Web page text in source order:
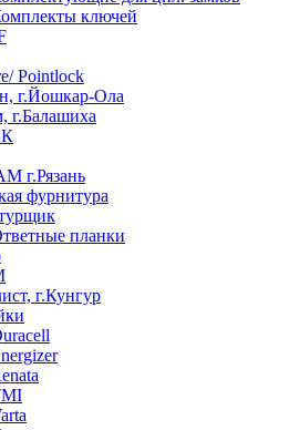
ключей
Pointlock
г.Йошкар-Ола
г.Балашиха
г.Рязань
фурнитура
планки
г.Кунгур